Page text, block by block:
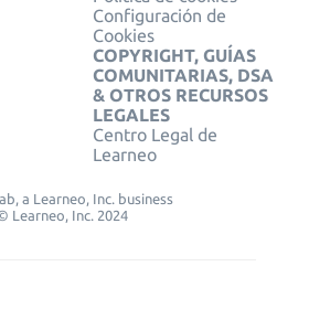
Configuración de
Cookies
COPYRIGHT, GUÍAS
COMUNITARIAS, DSA
& OTROS RECURSOS
LEGALES
Centro Legal de
Learneo
a Learneo, Inc. business
Learneo, Inc. 2024